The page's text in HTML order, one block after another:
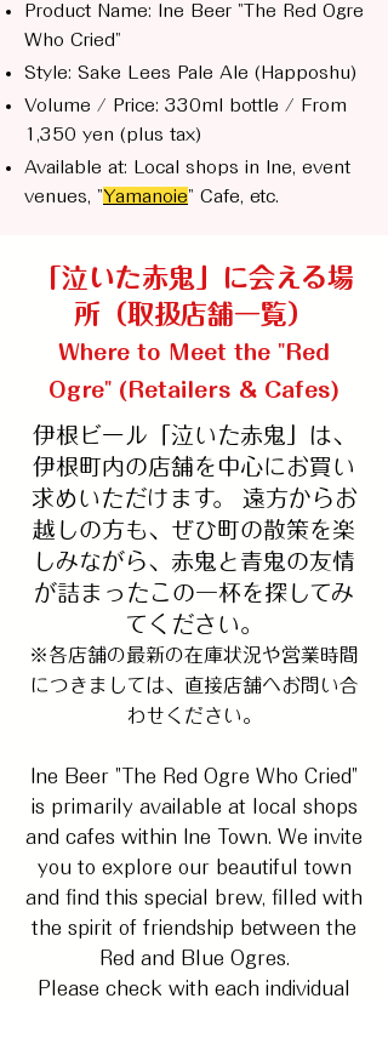
Product Name: Ine Beer "The Red Ogre
Who Cried"
Style: Sake Lees Pale Ale (Happoshu)
Volume / Price: 330ml bottle / From
1,350 yen (plus tax)
Available at: Local shops in Ine, event
venues, "Yamanoie" Cafe, etc.
​「泣いた赤鬼」に会える場
所（取扱店舗一覧）
Where to Meet the "Red
Ogre" (Retailers & Cafes)
伊根ビール「泣いた赤鬼」は、
伊根町内の店舗を中心にお買い
求めいただけます。 遠方からお
越しの方も、ぜひ町の散策を楽
しみながら、赤鬼と青鬼の友情
が詰まったこの一杯を探してみ
てください。
※各店舗の最新の在庫状況や営業時間
につきましては、直接店舗へお問い合
わせください。
Ine Beer "The Red Ogre Who Cried"
is primarily available at local shops
and cafes within Ine Town. We invite
you to explore our beautiful town
and find this special brew, filled with
the spirit of friendship between the
Red and Blue Ogres.
Please check with each individual